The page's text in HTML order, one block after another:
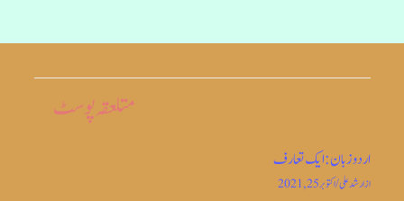
متلعقہ پوسٹ
اردو زبان: ایک تعارف
ازارشد علی/اکتوبر 25, 2021